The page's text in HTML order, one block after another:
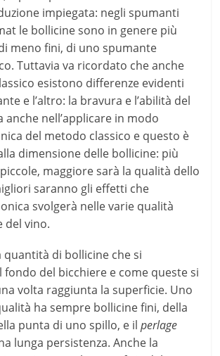
impiegata: negli spumanti
le bollicine sono in genere più
meno fini, di uno spumante
Tuttavia va ricordato che anche
esistono differenze evidenti
e l’altro: la bravura e l’abilità del
nell’applicare in modo
del metodo classico e questo è
dimensione delle bollicine: più
maggiore sarà la qualità dello
saranno gli effetti che
svolgerà nelle varie qualità
del vino.
quantità di bollicine che si
fondo del bicchiere e come queste si
volta raggiunta la superficie. Uno
ha sempre bollicine fini, della
punta di uno spillo, e ilperlage
lunga persistenza. Anche la